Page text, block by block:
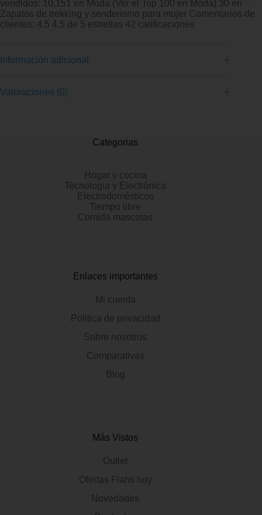
vendidos: 10,151 en Moda (Ver el Top 100 en Moda) 30 en
Zapatos de trekking y senderismo para mujer Comentarios de
clientes: 4.5 4.5 de 5 estrellas 42 calificaciones
Información adicional
Valoraciones (0)
Categorias
Hogar y cocina
Tecnologia y Electrónica
Electrodomésticos
Tiempo libre
Comida mascotas
Enlaces importantes
Mi cuenta
Politica de privacidad
Sobre nosotros
Comparativas
Blog
Más Vistos
Outlet
Ofertas Flahs hoy
Novedades